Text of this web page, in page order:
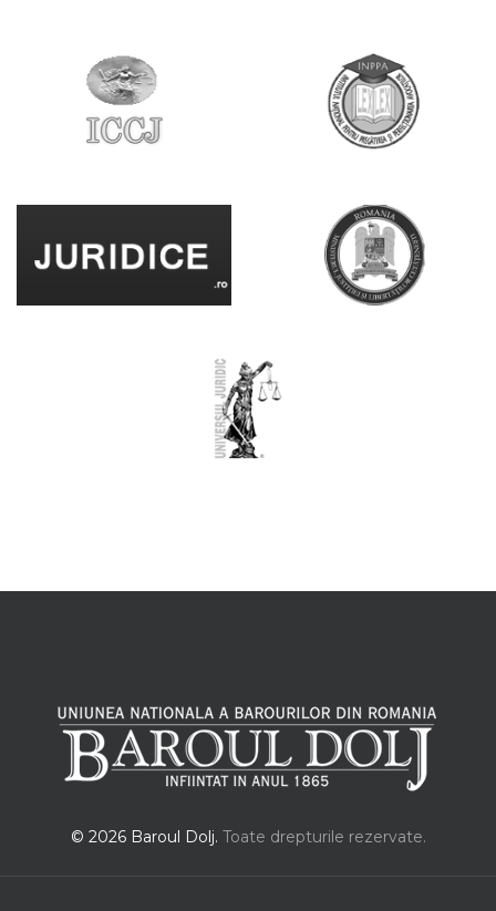
© 2026 Baroul Dolj. Toate drepturile rezervate.